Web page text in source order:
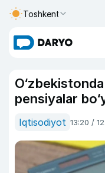
Toshkent
pensiyalar
Iqtisodiyot 13:20 /